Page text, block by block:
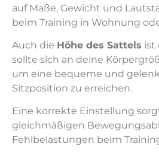
auf Maße, Gewicht und
beim Training in Wohnung
Auch die Höhe des Sattels ist
sollte sich an deine
um eine bequeme und
Sitzposition zu erreichen.
Eine korrekte Einstellung
gleichmäßigen
Fehlbelastungen beim